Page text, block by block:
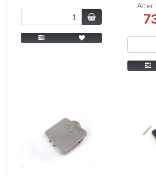
Alter